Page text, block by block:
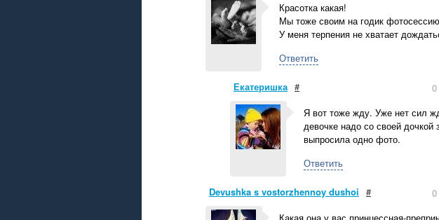
Красотка какая!
Мы тоже своим на годик
У меня терпения не хватает
Ответить
Екатеришка #
0
Я вот тоже жду. Уже нет сил
девочке надо со своей дочкой
выпросила одно фото.
Ответить
Devushka s vostorzhennoy dushoi #
0